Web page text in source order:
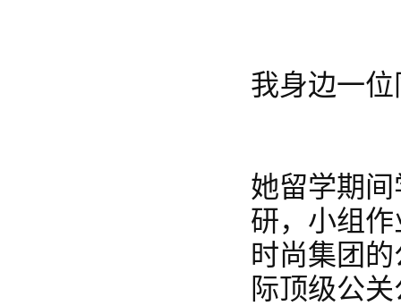
我身边一
她留学期
研，小组
时尚集团
际顶级公